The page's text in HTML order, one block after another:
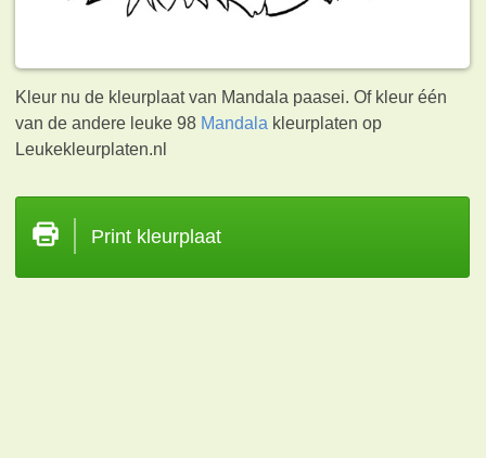
Kleur nu de kleurplaat van Mandala paasei. Of kleur één
van de andere leuke 98 Mandala kleurplaten op
Leukekleurplaten.nl
Print kleurplaat